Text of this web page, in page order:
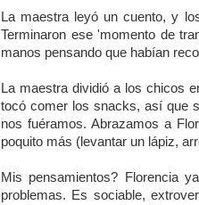
La maestra leyó un cuento, y
Terminaron ese 'momento de
manos pensando que habían
La maestra dividió a los chicos
tocó comer los snacks, así que
nos fuéramos. Abrazamos a
poquito más (levantar un lápiz,
Mis pensamientos? Florencia
problemas. Es sociable,